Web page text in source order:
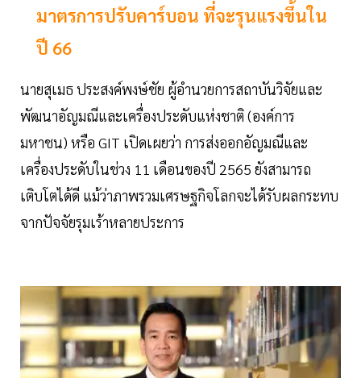
มาตรการปรับคาร์บอน ที่จะรุนแรงขึ้นใน
ปี 66
นายสุเมธ ประสงค์พงษ์ชัย ผู้อำนวยการสถาบันวิจัยและ
พัฒนาอัญมณีและเครื่องประดับแห่งชาติ (องค์การ
มหาชน) หรือ GIT เปิดเผยว่า การส่งออกอัญมณีและ
เครื่องประดับในช่วง 11 เดือนของปี 2565 ยังสามารถ
เติบโตได้ดี แม้ว่าภาพรวมเศรษฐกิจโลกจะได้รับผลกระทบ
จากปัจจัยรุมเร้าหลายประการ